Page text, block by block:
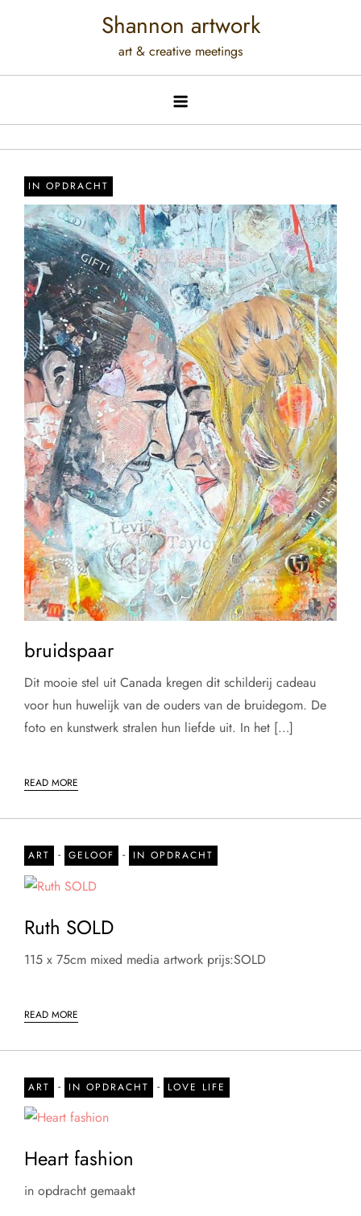
Shannon artwork
art & creative meetings
IN OPDRACHT
bruidspaar
Dit mooie stel uit Canada kregen dit schilderij cadeau
voor hun huwelijk van de ouders van de bruidegom. De
foto en kunstwerk stralen hun liefde uit. In het […]
READ MORE
ART - GELOOF - IN OPDRACHT
Ruth SOLD
115 x 75cm mixed media artwork prijs:SOLD
READ MORE
ART - IN OPDRACHT - LOVE LIFE
Heart fashion
in opdracht gemaakt